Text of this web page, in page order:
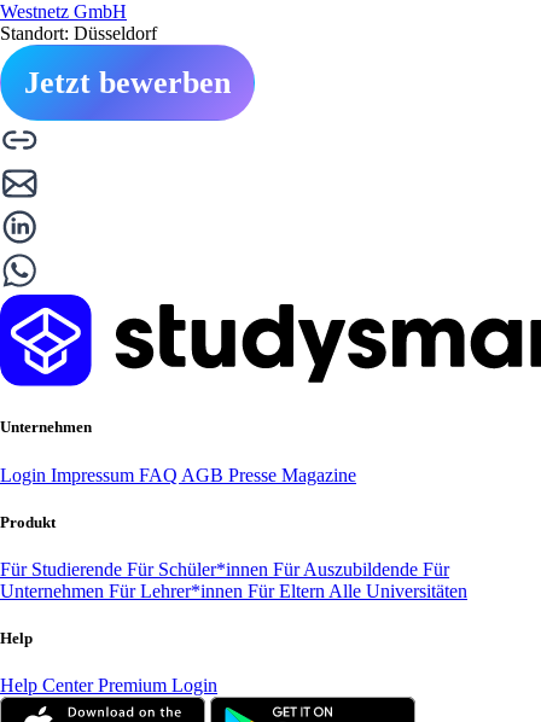
Westnetz GmbH
Standort: Düsseldorf
Jetzt bewerben
Unternehmen
Login Impressum FAQ AGB Presse Magazine
Produkt
Für Studierende Für Schüler*innen Für Auszubildende Für
Unternehmen Für Lehrer*innen Für Eltern Alle Universitäten
Help
Help CenterPremium Login